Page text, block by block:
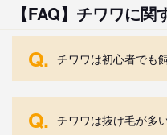
【FAQ】チワワに
Q. チワワは初心者でも
Q. チワワは抜け毛が多